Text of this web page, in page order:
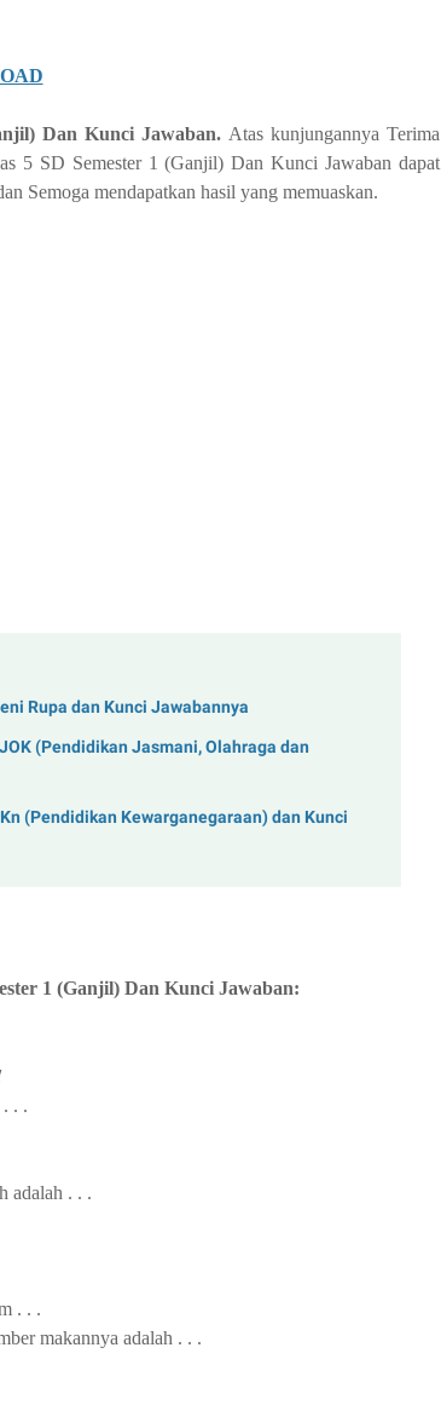
Dan Kunci Jawaban. Atas kunjungannya Terima
5 SD Semester 1 (Ganjil) Dan Kunci Jawaban dapat
Semoga mendapatkan hasil yang memuaskan.
Rupa dan Kunci Jawabannya
(Pendidikan Jasmani, Olahraga dan
(Pendidikan Kewarganegaraan) dan Kunci
1 (Ganjil) Dan Kunci Jawaban:
. .
adalah . . .
. . .
makannya adalah . . .